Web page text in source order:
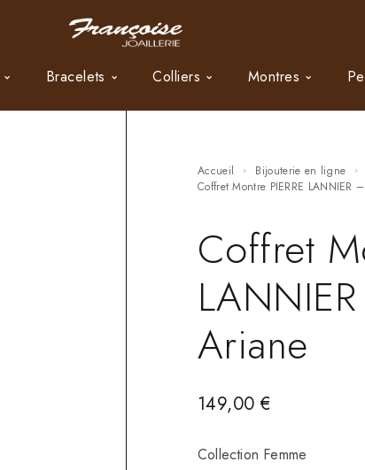
Bracelets Colliers Montres
Accueil Bijouterie en ligne
Coffret Montre PIERRE
Coffret
Ariane
149,00€
Collection Femme